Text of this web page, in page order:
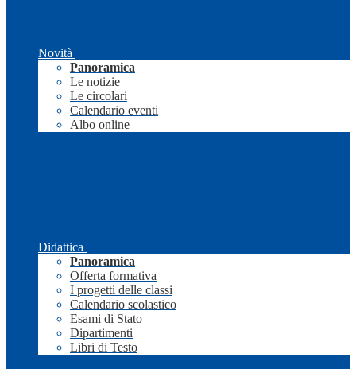
Novità
Panoramica
Le notizie
Le circolari
Calendario eventi
Albo online
Didattica
Panoramica
Offerta formativa
I progetti delle classi
Calendario scolastico
Esami di Stato
Dipartimenti
Libri di Testo